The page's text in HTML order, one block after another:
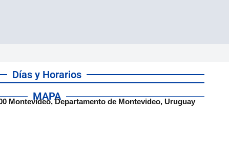
Días y Horarios
MAPA
Montevideo, Departamento de Montevideo, Uruguay